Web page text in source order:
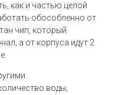
как и частью целой
обособленно от
чип, который
а от корпуса идут 2
воды,